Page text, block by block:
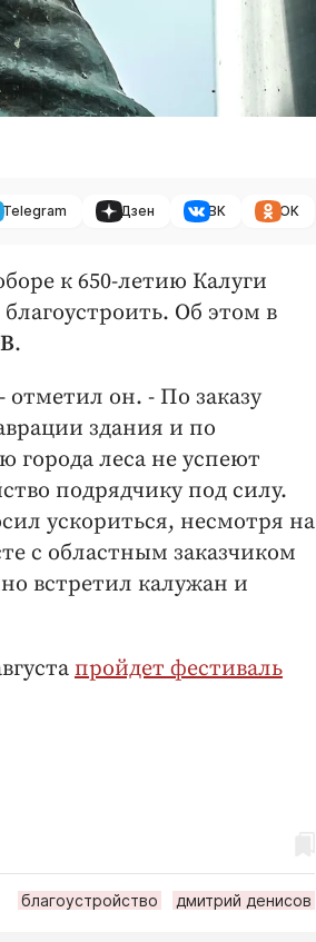
Telegram Дзен ВК ОК
к 650-летию Калуги
Об этом в
.
отметил он. - По заказу
здания и по
города леса не успеют
подрядчику под силу.
ускориться, несмотря на
с областным заказчиком
встретил калужан и
пройдет фестиваль
благоустройство дмитрий денисов